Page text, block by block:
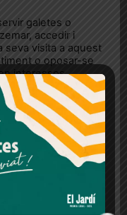
galetes o
accedir i
seva visita a aquest
o oposar-se
interessos
clic a "Ajustos de
en aquest
el teu
Rebutjar tot
el Jardí, dona el
comunicacions